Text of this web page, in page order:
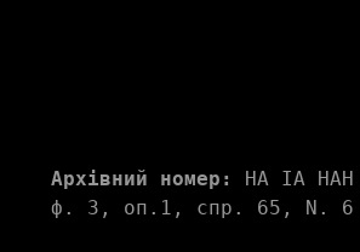
Архівний номер:
НА ІА НАН
ф. 3, оп.1, спр. 65, N. 6